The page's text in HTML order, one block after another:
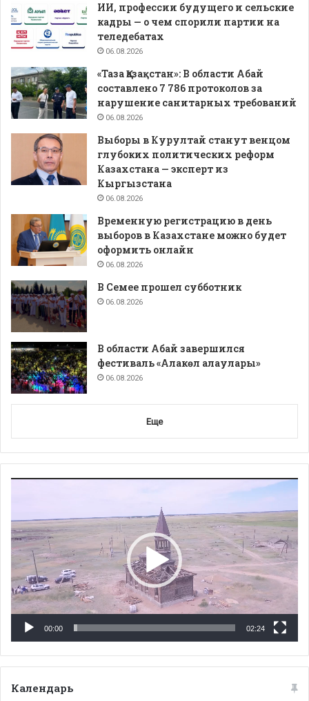
ИИ, профессии будущего и сельские
кадры — о чем спорили партии на
теледебатах
06.08.2026
«Таза Қазақстан»: В области Абай
составлено 7 786 протоколов за
нарушение санитарных требований
06.08.2026
Выборы в Курултай станут венцом
глубоких политических реформ
Казахстана — эксперт из
Кыргызстана
06.08.2026
Временную регистрацию в день
выборов в Казахстане можно будет
оформить онлайн
06.08.2026
В Семее прошел субботник
06.08.2026
В области Абай завершился
фестиваль «Алакөл алаулары»
06.08.2026
Еще
00:00 02:24
Календарь